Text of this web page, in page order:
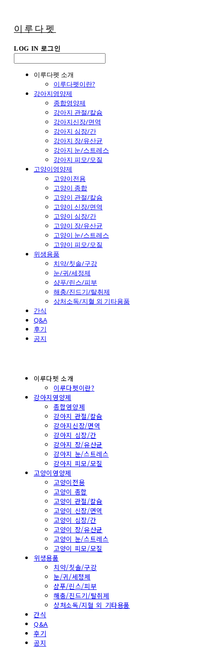
이루다펫
LOG IN 로그인
이루다펫 소개
이루다펫이란?
강아지영양제
종합영양제
강아지 관절/칼슘
강아지신장/면역
강아지 심장/간
강아지 장/유산균
강아지 눈/스트레스
강아지 피모/모질
고양이영양제
고양이전용
고양이 종합
고양이 관절/칼슘
고양이 신장/면역
고양이 심장/간
고양이 장/유산균
고양이 눈/스트레스
고양이 피모/모질
위생용품
치약/칫솔/구강
눈/귀/세정제
샴푸/린스/피부
해충/진드기/탈취제
상처소독/지혈 외 기타용품
간식
Q&A
후기
공지
이루다펫 소개
이루다펫이란?
강아지영양제
종합영양제
강아지 관절/칼슘
강아지신장/면역
강아지 심장/간
강아지 장/유산균
강아지 눈/스트레스
강아지 피모/모질
고양이영양제
고양이전용
고양이 종합
고양이 관절/칼슘
고양이 신장/면역
고양이 심장/간
고양이 장/유산균
고양이 눈/스트레스
고양이 피모/모질
위생용품
치약/칫솔/구강
눈/귀/세정제
샴푸/린스/피부
해충/진드기/탈취제
상처소독/지혈 외 기타용품
간식
Q&A
후기
공지